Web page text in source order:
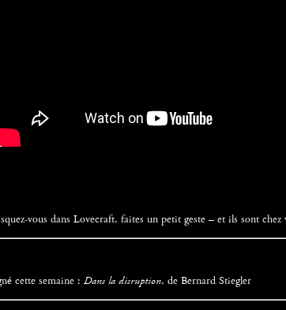
vous dans Lovecraft, faites un petit geste – et ils sont
cette semaine :Dans la disruption, de Bernard Stiegler